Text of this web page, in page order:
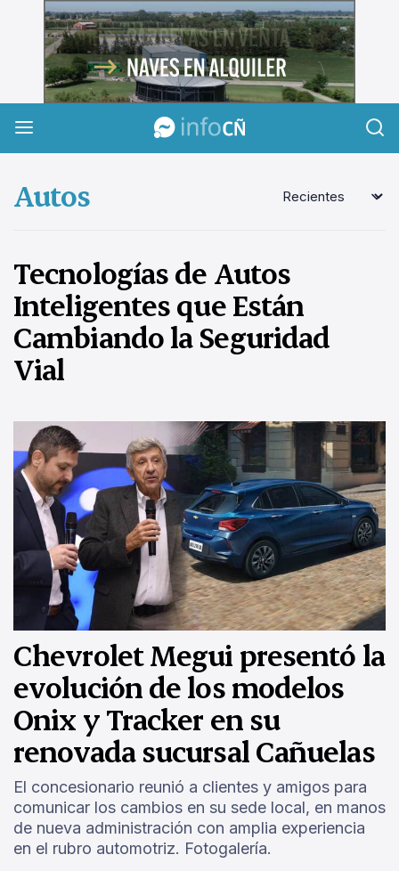
InfoCañuelas
Autos
Tecnologías de Autos
Inteligentes que Están
Cambiando la Seguridad
Vial
Chevrolet Megui presentó la
evolución de los modelos
Onix y Tracker en su
renovada sucursal Cañuelas
El concesionario reunió a clientes y amigos para
comunicar los cambios en su sede local, en manos
de nueva administración con amplia experiencia
en el rubro automotriz. Fotogalería.